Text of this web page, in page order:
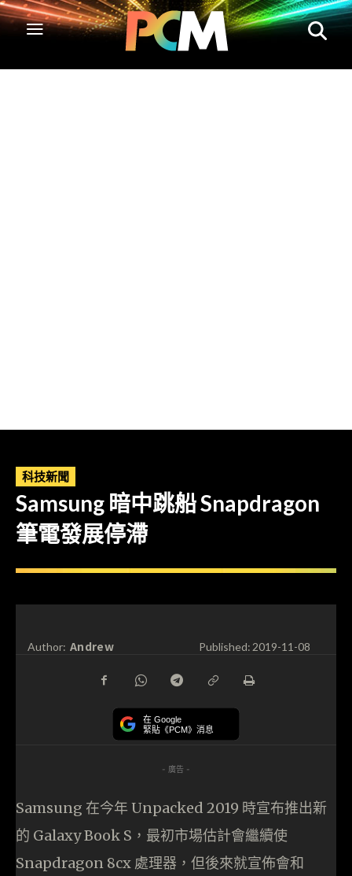
科技新聞
Samsung 暗中跳船 Snapdragon
筆電發展停滯
Author: Andrew Published:2019-11-08
在 Google
緊貼《PCM》消息
- 廣告 -
Samsung 在今年 Unpacked 2019 時宣布推出新
的 Galaxy Book S，最初市場估計會繼續使
Snapdragon 8cx 處理器，但後來就宣佈會和